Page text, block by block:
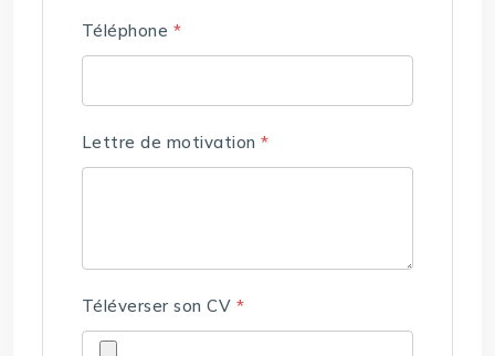
Téléphone *
Lettre de motivation*
Téléverser son CV *